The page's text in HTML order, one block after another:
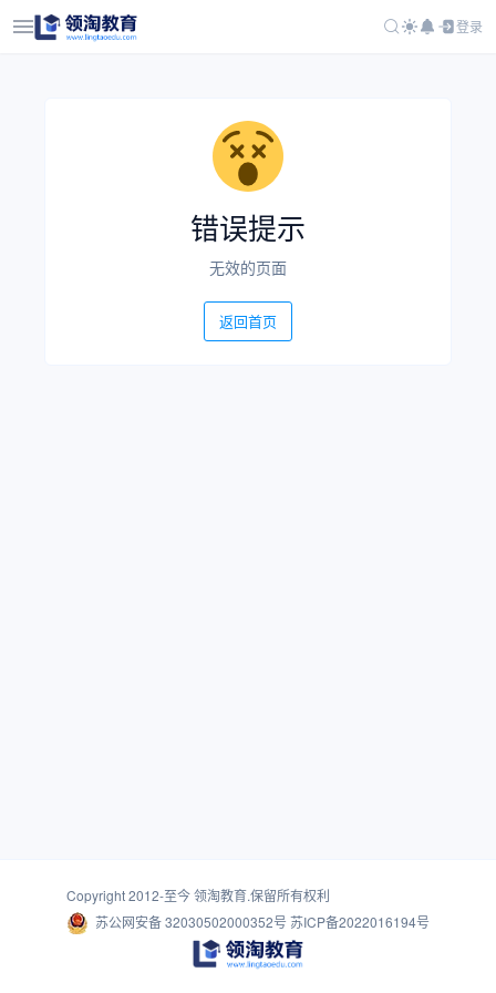
登录
错误提示
无效的页面
返回首页
Copyright 2012-至今领淘教育.保留所有权利
苏公网安备 32030502000352号 苏ICP备2022016194号